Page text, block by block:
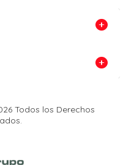
Todos los Derechos